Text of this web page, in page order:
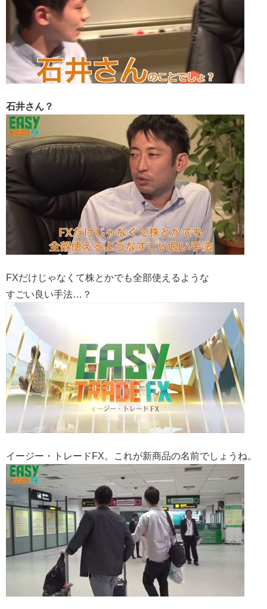
石井さん？
FXだけじゃなくて株とかでも全部使えるような
すごい良い手法…？
イージー・トレードFX。これが新商品の名前でしょうね。